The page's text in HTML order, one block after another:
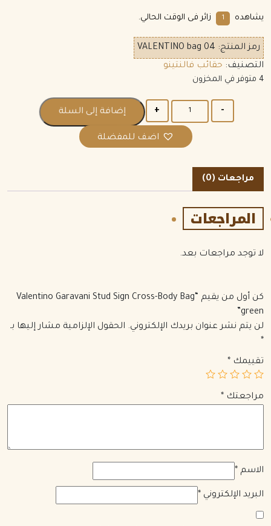
يشاهده 1 زائر فى الوقت الحالي.
رمز المنتج: VALENTINO bag 04
التصنيف: حقائب فالنتينو
4 متوفر في المخزون
إضافة إلى السلة
اضف للمفضلة
مراجعات (0)
المراجعات
لا توجد مراجعات بعد.
كن أول من يقيم “Valentino Garavani Stud Sign Cross-Body Bag
green”
لن يتم نشر عنوان بريدك الإلكتروني. الحقول الإلزامية مشار إليها بـ
*
تقييمك *
مراجعتك *
الاسم *
البريد الإلكتروني *